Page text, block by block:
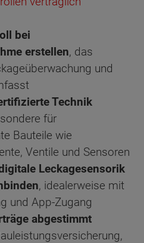
bei
erstellen, das
und
Technik
für
Bauteile wie
Ventile und Sensoren
Leckagesensorik
, idealerweise mit
und App-Zugang
abgestimmt